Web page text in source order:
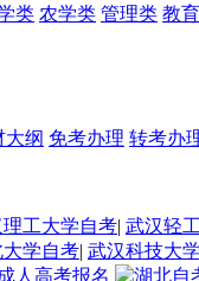
类 农学类 管理类 教
大纲 免考办理 转考办
工大学自考| 武汉轻
学自考| 武汉科技大